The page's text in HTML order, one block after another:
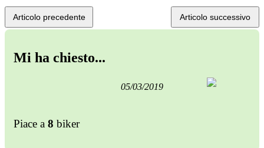
Articolo precedente Articolo successivo
Mi ha chiesto...
05/03/2019
Piace a 8 biker